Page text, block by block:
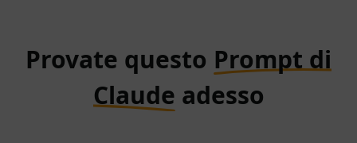
Provate questo Prompt di
Claude adesso